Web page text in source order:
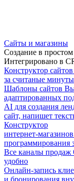
Сайты и магазины
Создание в
Интегрировано в
Конструктор сайтов
за считаные минуты
Шаблоны сайтов
адаптированных
AI для создания
сайт, напишет
Конструктор
интернет-магазинов
программирования
Все каналы продаж
удобно
Онлайн-запись